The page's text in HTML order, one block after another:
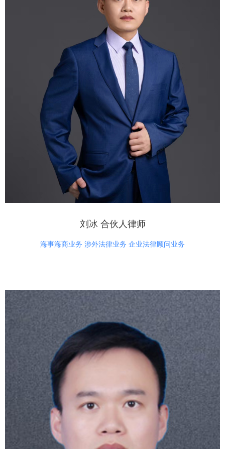
刘冰 合伙人律师
海事海商业务 涉外法律业务 企业法律顾问业务